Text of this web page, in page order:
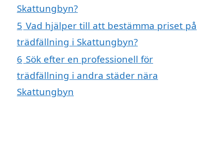
Skattungbyn?
5 Vad hjälper till att bestämma priset på
trädfällning i Skattungbyn?
6 Sök efter en professionell för
trädfällning i andra städer nära
Skattungbyn